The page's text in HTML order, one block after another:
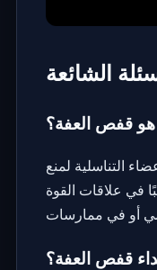
الشائعة
هو قفص العفة؟
التناسلية لمنع
في علاقات القوة
قفص العفة؟